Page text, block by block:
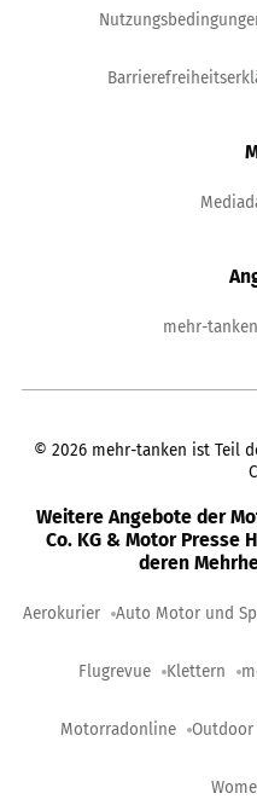
mehr-
© 2026 mehr-tanken ist Teil
Weitere Angebote der
Co. KG & Motor Presse
deren
Aerokurier Auto Motor und
Flugrevue Klettern
Motorradonline Outdoor